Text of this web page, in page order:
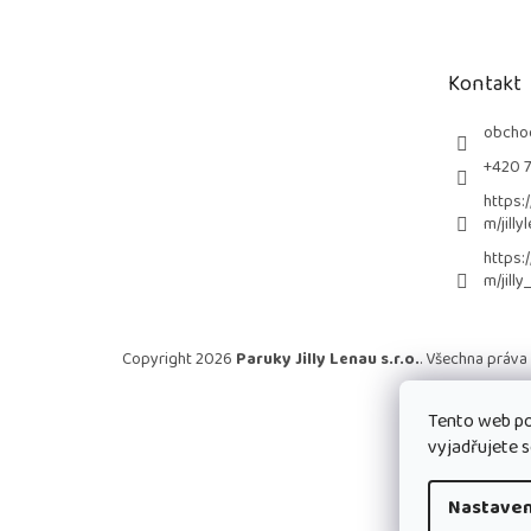
Tento web
vyjadřujete
Kontakt
+420
m/
m/
Copyright 2026 Paruky Jilly Lenau s.r.o.. Všechna